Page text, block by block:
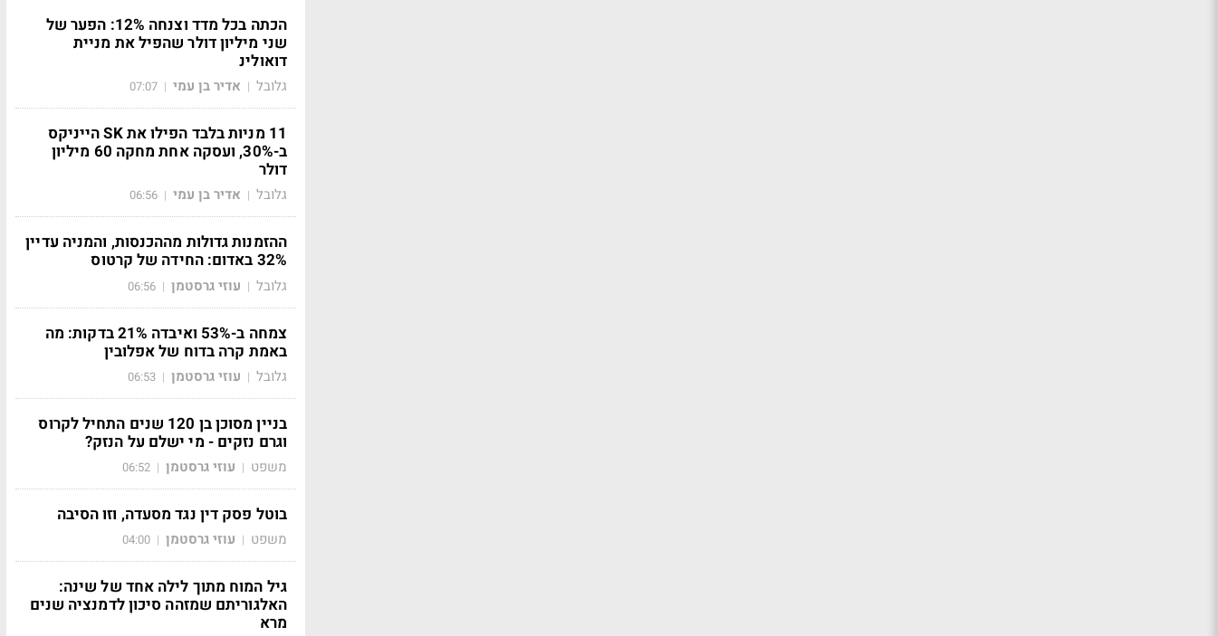
הכתה בכל מדד וצנחה 12%: הפער של
שני מיליון דולר שהפיל את מניית
דואולינ
גלובל | אדיר בן עמי |
07:07
11 מניות בלבד הפילו את SK הייניקס
ב-30%, ועסקה אחת מחקה 60 מיליון
דולר
גלובל | אדיר בן עמי |
06:56
ההזמנות גדולות מההכנסות, והמניה עדיין
32% באדום: החידה של קרטוס
גלובל | עוזי גרסטמן |
06:56
צמחה ב-53% ואיבדה 21% בדקות: מה
באמת קרה בדוח של אפלובין
גלובל | עוזי גרסטמן |
06:53
בניין מסוכן בן 120 שנים התחיל לקרוס
וגרם נזקים - מי ישלם על הנזק?
משפט | עוזי גרסטמן |
06:52
בוטל פסק דין נגד מסעדה, וזו הסיבה
משפט | עוזי גרסטמן |
04:00
גיל המוח מתוך לילה אחד של שינה:
האלגוריתם שמזהה סיכון לדמנציה שנים
מרא